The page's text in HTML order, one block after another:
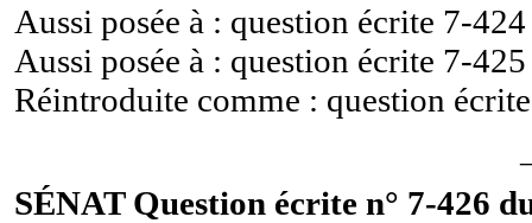
Aussi posée à : question écrite 7-424
Aussi posée à : question écrite 7-425
Réintroduite comme : question
SÉNAT Question écrite n° 7-426